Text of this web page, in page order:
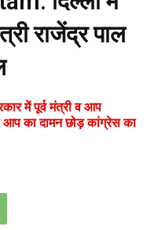
राजेंद्र पाल
में पूर्व मंत्री व आप
आप का दामन छोड़ कांग्रेस का